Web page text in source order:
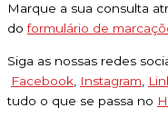
Marque a sua consulta
doformulário de
Siga as nossas redes
Facebook Instagram
tudo o que se passa no